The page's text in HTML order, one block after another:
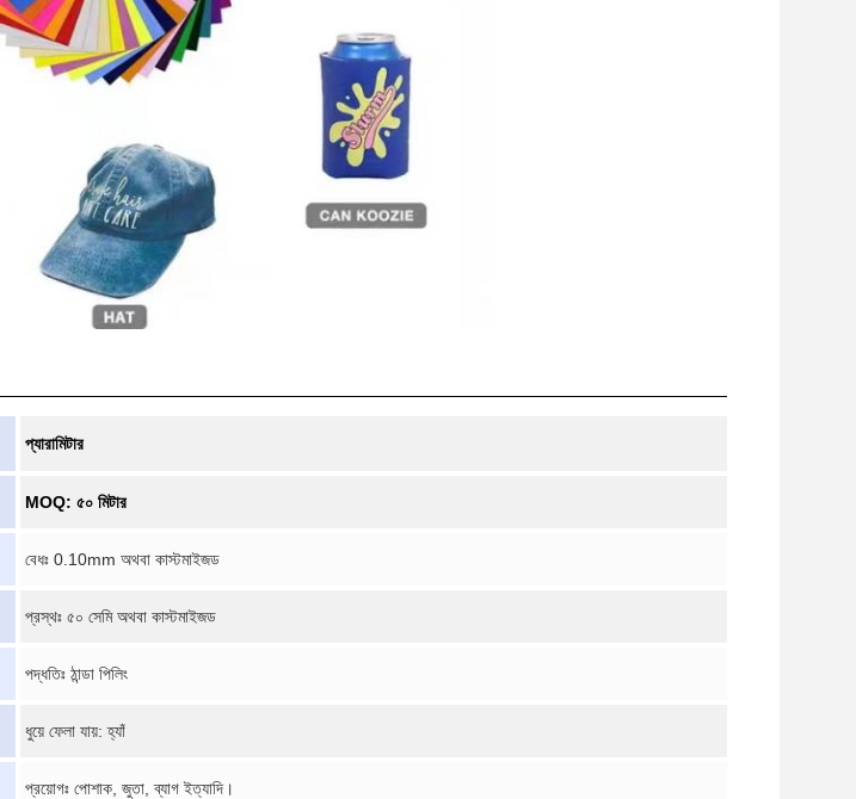
প্যারামিটার
MOQ: ৫০ মিটার
বেধঃ 0.10mm অথবা কাস্টমাইজড
প্রস্থঃ ৫০ সেমি অথবা কাস্টমাইজড
পদ্ধতিঃ ঠান্ডা পিলিং
ধুয়ে ফেলা যায়: হ্যাঁ
প্রয়োগঃ পোশাক, জুতা, ব্যাগ ইত্যাদি।